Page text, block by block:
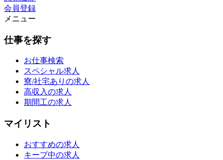
会員登録
メニュー
仕事を探す
お仕事検索
スペシャル求人
寮/社宅ありの求人
高収入の求人
期間工の求人
マイリスト
おすすめの求人
キープ中の求人